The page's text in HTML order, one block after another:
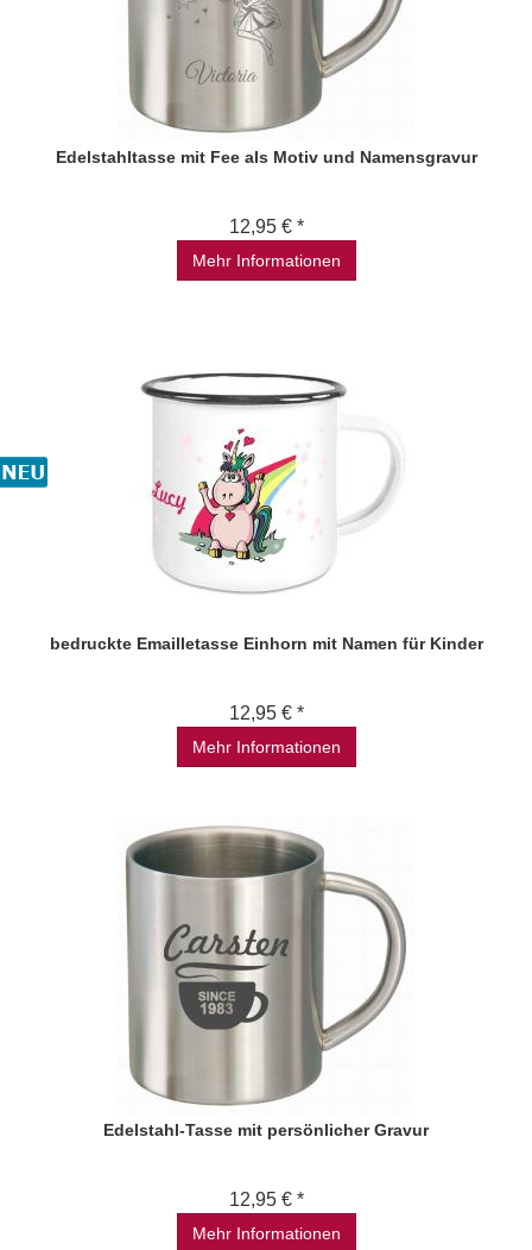
Edelstahltasse mit Fee als Motiv und Namensgravur
12,95 € *
Mehr Informationen
bedruckte Emailletasse Einhorn mit Namen für Kinder
12,95 € *
Mehr Informationen
Edelstahl-Tasse mit persönlicher Gravur
12,95 € *
Mehr Informationen